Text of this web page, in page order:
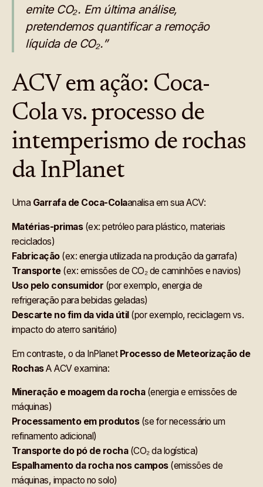
emite CO₂. Em última análise,
pretendemos quantificar a remoção
líquida de CO₂.”
ACV em ação: Coca-
Cola vs. processo de
intemperismo de rochas
da InPlanet
Uma Garrafa de Coca-Colaanalisa em sua ACV:
Matérias-primas(ex: petróleo para plástico, materiais
reciclados)
Fabricação(ex: energia utilizada na produção da garrafa)
Transporte(ex: emissões de CO₂ de caminhões e navios)
Uso pelo consumidor (por exemplo, energia de
refrigeração para bebidas geladas)
Descarte no fim da vida útil(por exemplo, reciclagem vs.
impacto do aterro sanitário)
Em contraste, o da InPlanet Processo de Meteorização de
RochasA ACV examina:
Mineração e moagem da rocha(energia e emissões de
máquinas)
Processamento em produtos(se for necessário um
refinamento adicional)
Transporte do pó de rocha(CO₂ da logística)
Espalhamento da rocha nos campos(emissões de
máquinas, impacto no solo)